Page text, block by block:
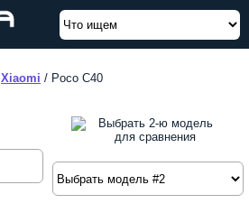
Xiaomi / Poco C40